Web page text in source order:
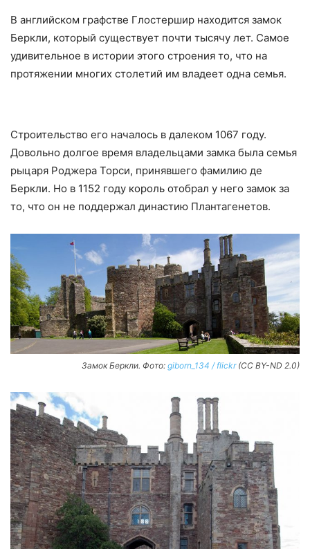
В английском графстве Глостершир находится замок
Беркли, который существует почти тысячу лет. Самое
удивительное в истории этого строения то, что на
протяжении многих столетий им владеет одна семья.
Строительство его началось в далеком 1067 году.
Довольно долгое время владельцами замка была семья
рыцаря Роджера Торси, принявшего фамилию де
Беркли. Но в 1152 году король отобрал у него замок за
то, что он не поддержал династию Плантагенетов.
Замок Беркли. Фото: giborn_134 / flickr(CC BY-ND 2.0)